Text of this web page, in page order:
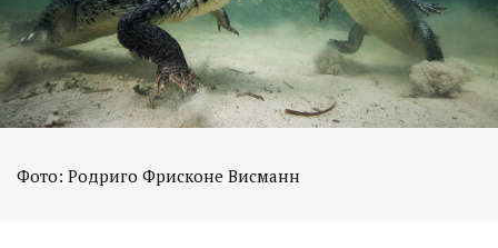
Фото: Родриго Фрисконе Висманн